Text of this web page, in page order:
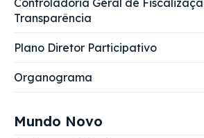
Transparência
Plano Diretor Participativo
Organograma
Mundo Novo